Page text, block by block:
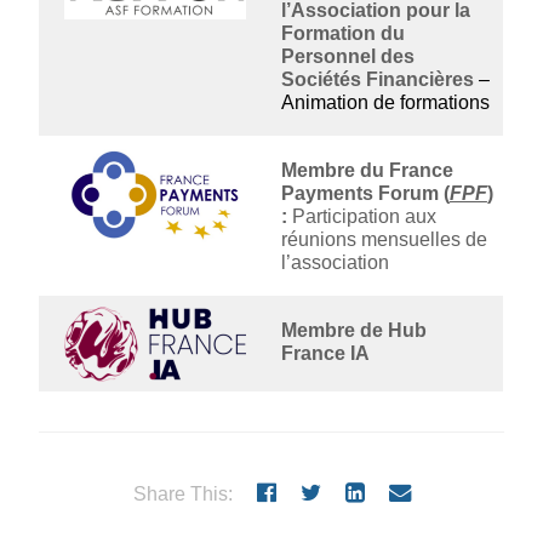
l’Association pour la
Formation du
Personnel des
Sociétés Financières –
Animation de formations
Membre du France
Payments Forum (FPF)
: Participation aux
réunions mensuelles de
l’association
Membre de Hub
France IA
Share This: